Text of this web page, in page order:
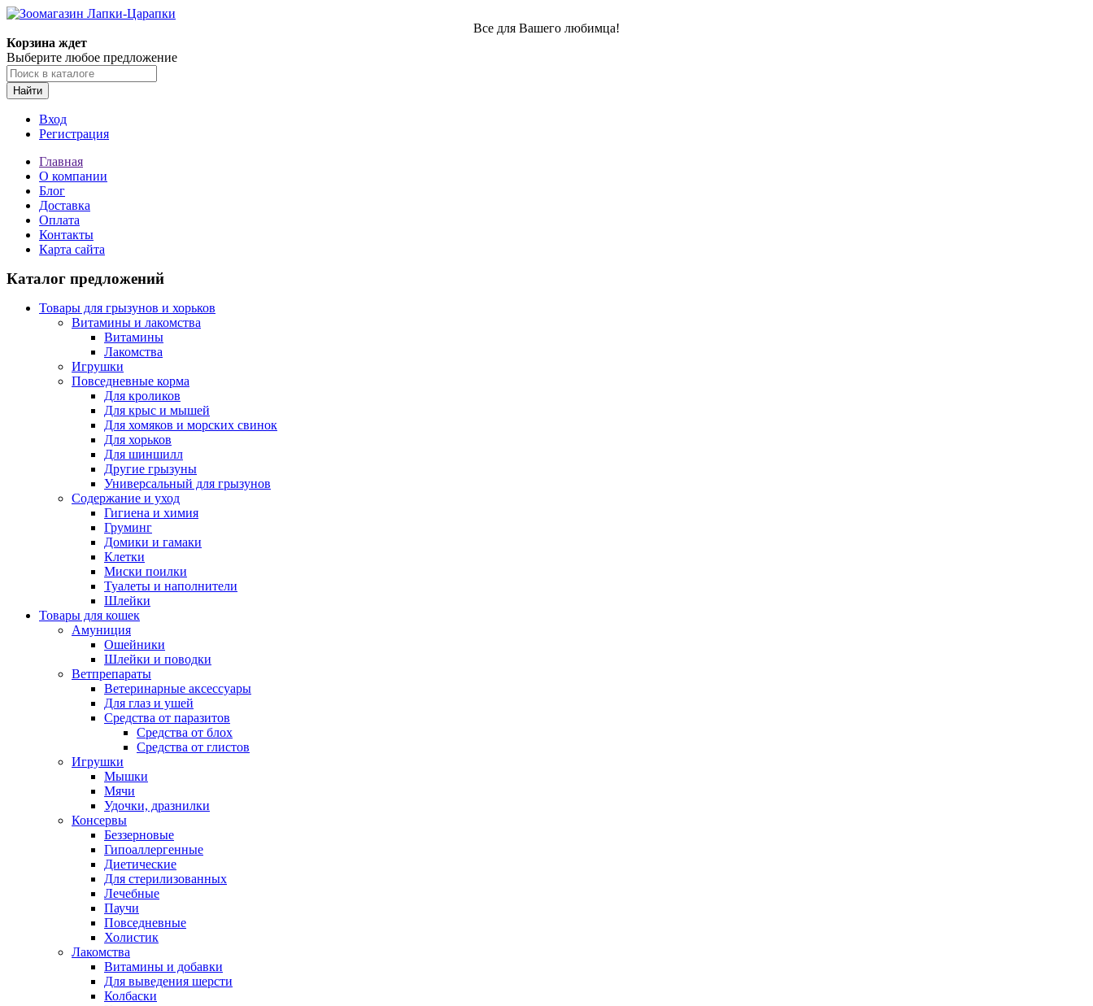
Все для Вашего любимца!
Корзина ждет
Выберите любое предложение
Найти
Вход
Регистрация
Главная
О компании
Блог
Доставка
Оплата
Контакты
Карта сайта
Каталог предложений
Товары для грызунов и хорьков
Витамины и лакомства
Витамины
Лакомства
Игрушки
Повседневные корма
Для кроликов
Для крыс и мышей
Для хомяков и морских свинок
Для хорьков
Для шиншилл
Другие грызуны
Универсальный для грызунов
Содержание и уход
Гигиена и химия
Груминг
Домики и гамаки
Клетки
Миски поилки
Туалеты и наполнители
Шлейки
Товары для кошек
Амуниция
Ошейники
Шлейки и поводки
Ветпрепараты
Ветеринарные аксессуары
Для глаз и ушей
Средства от паразитов
Средства от блох
Средства от глистов
Игрушки
Мышки
Мячи
Удочки, дразнилки
Консервы
Беззерновые
Гипоаллергенные
Диетические
Для стерилизованных
Лечебные
Паучи
Повседневные
Холистик
Лакомства
Витамины и добавки
Для выведения шерсти
Колбаски